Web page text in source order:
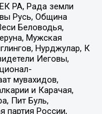
РА, Рада земли
Русь, Община
Беловодья,
Мужская
Нурджулар, К
Иеговы,
мувахидов,
и Карачая,
Пит Буль,
партия России,